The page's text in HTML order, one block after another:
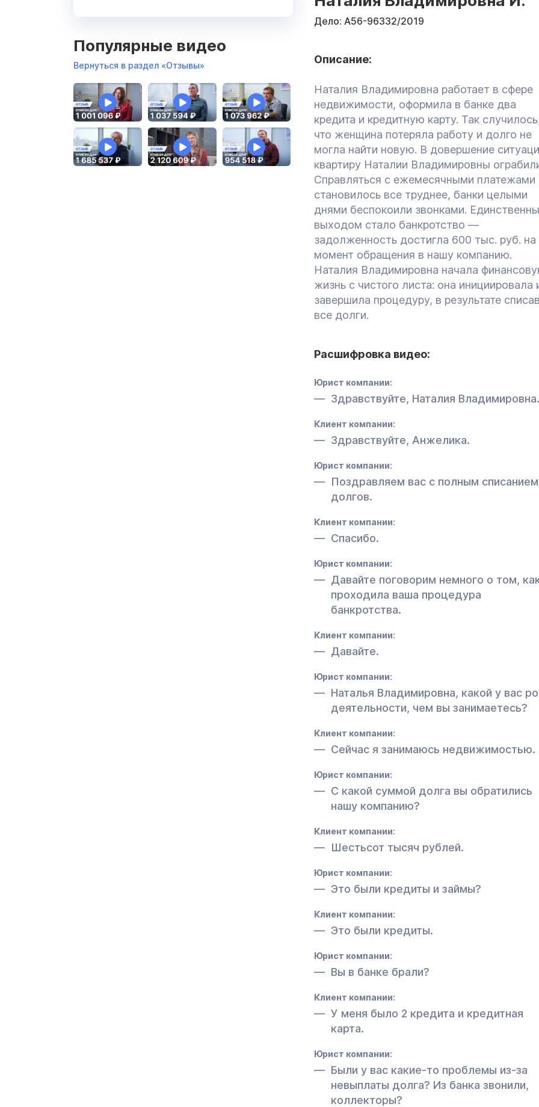
Популярные видео
Вернуться в раздел «Отзывы»
Дело: А56-96332/2019
Описание:
Наталия Владимировна работает в сфере
недвижимости, оформила в банке два
кредита и кредитную карту. Так
что женщина потеряла работу и долго не
могла найти новую. В довершение
квартиру Наталии Владимировны
Справляться с ежемесячными платежами
становилось все труднее, банки целыми
днями беспокоили звонками.
выходом стало банкротство —
задолженность достигла 600 тыс. руб. на
момент обращения в нашу компанию.
Наталия Владимировна начала
жизнь с чистого листа: она инициировала
завершила процедуру, в результате
все долги.
Расшифровка видео:
Юрист компании:
Здравствуйте, Наталия Владимировна.
Клиент компании:
Здравствуйте, Анжелика.
Юрист компании:
Поздравляем вас с полным списанием
долгов.
Клиент компании:
Спасибо.
Юрист компании:
Давайте поговорим немного о том,
проходила ваша процедура
банкротства.
Клиент компании:
Давайте.
Юрист компании:
Наталья Владимировна, какой у вас
деятельности, чем вы занимаетесь?
Клиент компании:
Сейчас я занимаюсь недвижимостью.
Юрист компании:
С какой суммой долга вы обратились
нашу компанию?
Клиент компании:
Шестьсот тысяч рублей.
Юрист компании:
Это были кредиты и займы?
Клиент компании:
Это были кредиты.
Юрист компании:
Вы в банке брали?
Клиент компании:
У меня было 2 кредита и кредитная
карта.
Юрист компании:
Были у вас какие-то проблемы из-за
невыплаты долга? Из банка звонили,
коллекторы?